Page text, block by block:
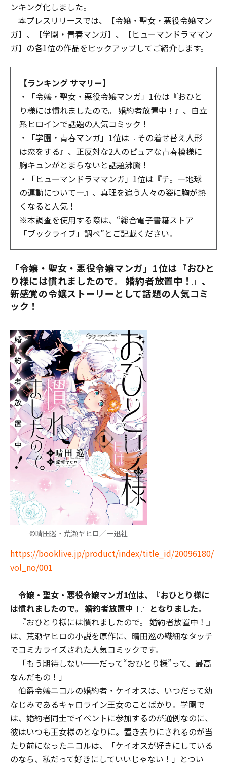
ンキング化しました。
本プレスリリースでは、【令嬢・聖女・悪役令嬢マン
ガ】、【学園・青春マンガ】、【ヒューマンドラママン
ガ】の各1位の作品をピックアップしてご紹介します。
【ランキング サマリー】
・「令嬢・聖女・悪役令嬢マンガ」1位は『おひと
り様には慣れましたので。 婚約者放置中！』、自立
系ヒロインで話題の人気コミック！
・「学園・青春マンガ」1位は『その着せ替え人形
は恋をする』、正反対な2人のピュアな青春模様に
胸キュンがとまらないと話題沸騰！
・「ヒューマンドラママンガ」1位は『チ。―地球
の運動について―』、真理を追う人々の姿に胸が熱
くなると人気！
※本調査を使用する際は、“総合電子書籍ストア
「ブックライブ」調べ”とご記載ください。
「令嬢・聖女・悪役令嬢マンガ」1位は『おひと
り様には慣れましたので。 婚約者放置中！』、
新感覚の令嬢ストーリーとして話題の人気コミ
ック！
©晴田巡・荒瀬ヤヒロ／一迅社
https://booklive.jp/product/index/title_id/20096180/
vol_no/001
令嬢・聖女・悪役令嬢マンガ1位は、『おひとり様に
は慣れましたので。 婚約者放置中！』となりました。
『おひとり様には慣れましたので。 婚約者放置中！』
は、荒瀬ヤヒロの小説を原作に、晴田巡の繊細なタッチ
でコミカライズされた人気コミックです。
「もう期待しない──だって“おひとり様”って、最高
なんだもの！」
伯爵令嬢ニコルの婚約者・ケイオスは、いつだって幼
なじみであるキャロライン王女のことばかり。学園で
は、婚約者同士でイベントに参加するのが通例なのに、
彼はいつも王女様のとなりに。置き去りにされるのが当
たり前になったニコルは、「ケイオスが好きにしている
のなら、私だって好きにしていいじゃない！」とつい